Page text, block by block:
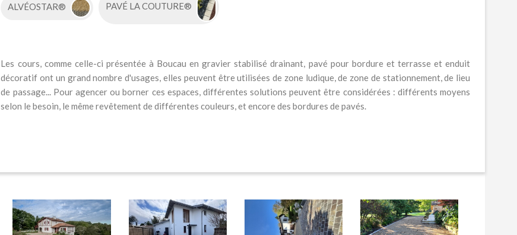
ALVÉOSTAR® PAVÉ LA COUTURE®
Les cours, comme celle-ci présentée à Boucau en gravier stabilisé drainant, pavé pour bordure et terrasse et enduit
décoratif ont un grand nombre d'usages, elles peuvent être utilisées de zone ludique, de zone de stationnement, de lieu
de passage... Pour agencer ou borner ces espaces, différentes solutions peuvent être considérées : différents moyens
selon le besoin, le même revêtement de différentes couleurs, et encore des bordures de pavés.